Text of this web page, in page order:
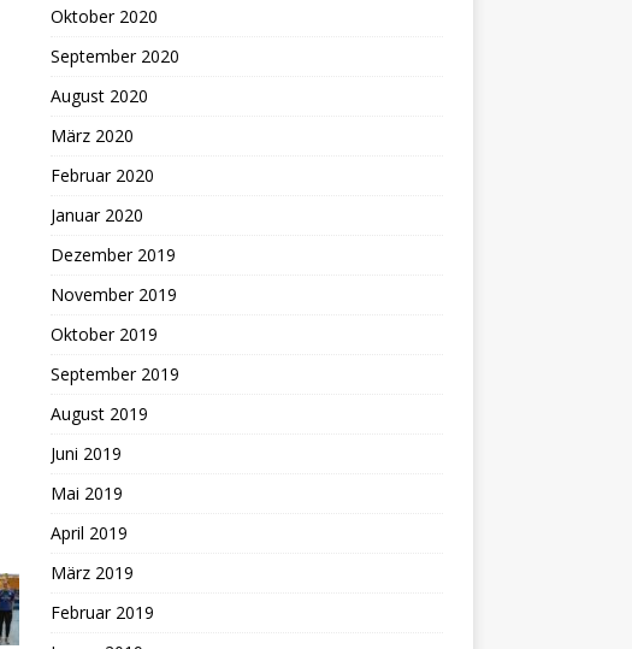
Oktober 2020
September 2020
August 2020
März 2020
Februar 2020
Januar 2020
Dezember 2019
November 2019
Oktober 2019
September 2019
August 2019
Juni 2019
Mai 2019
April 2019
März 2019
Februar 2019